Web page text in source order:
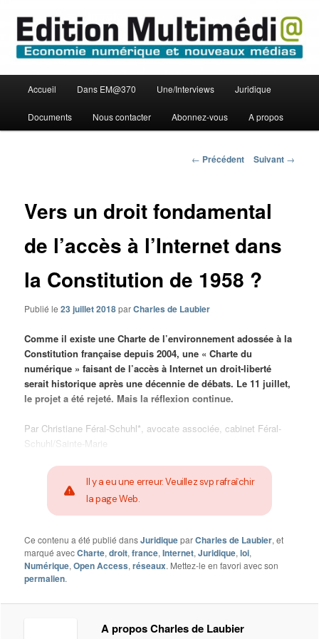
contenu
principalEdition Multimédi@
principal
Accueil Dans EM@370 Une/Interviews Juridique
Documents Nous contacter Abonnez-vous A propos
Navigation
← Précédent Suivant →
Vers un droit fondamental
de l’accès à l’Internet dans
la Constitution de 1958 ?
Publié le23 juillet 2018parCharles de Laubier
Comme il existe une Charte de l’environnement adossée à la
Constitution française depuis 2004, une « Charte du
numérique » faisant de l’accès à Internet un droit-liberté
serait historique après une décennie de débats. Le 11 juillet,
le projet a été rejeté. Mais la réflexion continue.
Par Christiane Féral-Schuhl*, avocate associée, cabinet Féral-
Schuhl/Sainte-Marie
Il y a eu une erreur. Veuillez svp rafraîchir
la page Web.
Ce contenu a été publié dansJuridiqueparCharles de Laubier, et
marqué avecCharte,droit,france,Internet,Juridique,loi,
Numérique,Open Access,réseaux. Mettez-le en favori avec son
permalien.
A propos Charles de Laubier